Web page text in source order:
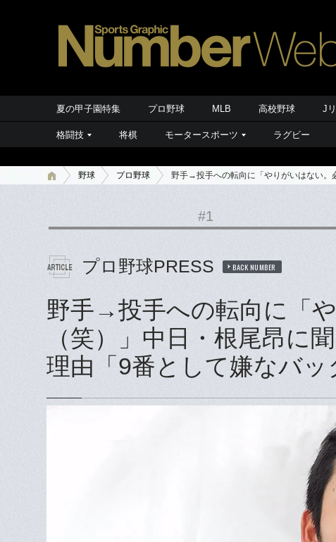
夏の甲子園特集 プロ野球 MLB 高校野球 J
格闘技 将棋 モータースポーツ ラグビー
野球 プロ野球 野手→投手への転向に「やりがいはない。
#1
プロ野球PRESS BACK NUMBER
野手→投手への転向に「
（笑）」中日・根尾昂に
理由「9番として嫌なバッ